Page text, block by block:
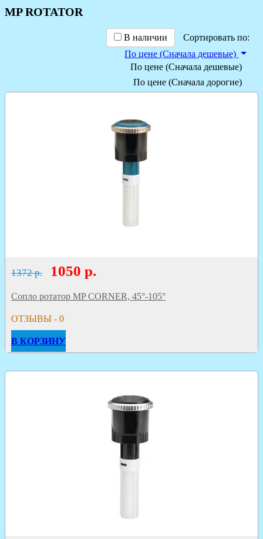
MP ROTATOR
В наличии
Сортировать по:
По цене (Сначала дешевые)
По цене (Сначала дешевые)
По цене (Сначала дорогие)
1372 р. 1050 р.
Сопло ротатор MP CORNER, 45°-105°
ОТЗЫВЫ - 0
В КОРЗИНУ